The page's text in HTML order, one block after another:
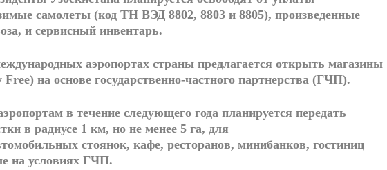
самолеты (код ТН ВЭД 8802, 8803 и 8805), произведенные
и сервисный инвентарь.
аэропортах страны предлагается открыть магазины
Free) на основе государственно-частного партнерства (ГЧП).
в течение следующего года планируется передать
в радиусе 1 км, но не менее 5 га, для
стоянок, кафе, ресторанов, минибанков, гостиниц
на условиях ГЧП.